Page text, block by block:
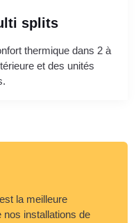
splits
thermique dans 2 à
et des unités
la meilleure
nos installations de